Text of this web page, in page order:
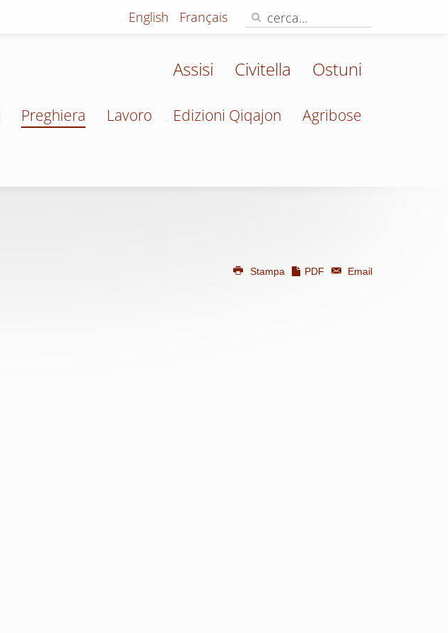
English Français
Assisi Civitella Ostuni
Preghiera Lavoro Edizioni Qiqajon Agribose
Stampa PDF
Email